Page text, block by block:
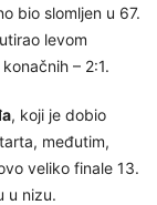
bio slomljen u 67.
levom
– 2:1.
, koji je dobio
međutim,
veliko finale 13.
u nizu.